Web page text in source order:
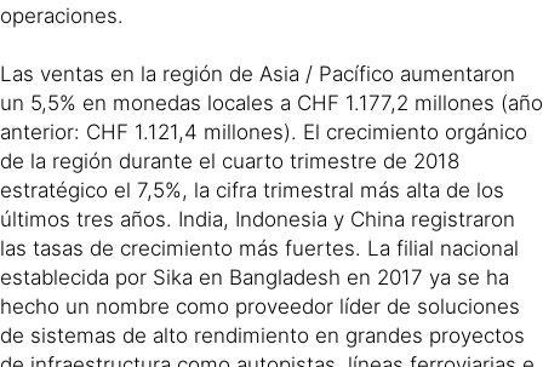
operaciones.
Las ventas en la región de Asia / Pacífico aumentaron
un 5,5% en monedas locales a CHF 1.177,2 millones (año
anterior: CHF 1.121,4 millones). El crecimiento orgánico
de la región durante el cuarto trimestre de 2018
estratégico el 7,5%, la cifra trimestral más alta de los
últimos tres años. India, Indonesia y China registraron
las tasas de crecimiento más fuertes. La filial nacional
establecida por Sika en Bangladesh en 2017 ya se ha
hecho un nombre como proveedor líder de soluciones
de sistemas de alto rendimiento en grandes proyectos